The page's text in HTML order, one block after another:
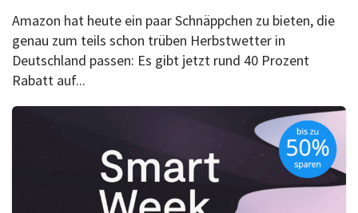
Amazon hat heute ein paar Schnäppchen zu bieten, die
genau zum teils schon trüben Herbstwetter in
Deutschland passen: Es gibt jetzt rund 40 Prozent
Rabatt auf...